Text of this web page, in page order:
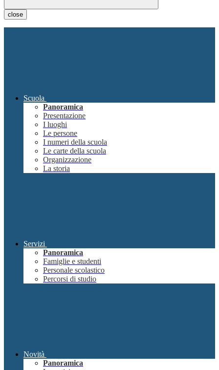
close
Scuola
Panoramica
Presentazione
I luoghi
Le persone
I numeri della scuola
Le carte della scuola
Organizzazione
La storia
Servizi
Panoramica
Famiglie e studenti
Personale scolastico
Percorsi di studio
Novità
Panoramica